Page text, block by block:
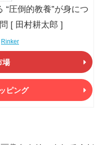
“圧倒的教養”が身につ
[ 田村耕太郎 ]
Rinker
場
ピング